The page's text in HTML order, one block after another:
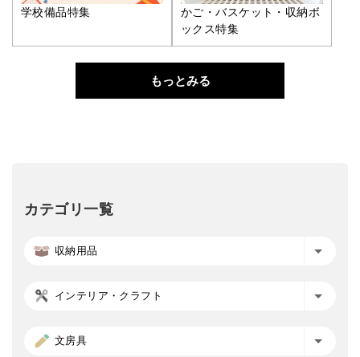
学校備品特集
かご・バスケット・収納ボ
ックス特集
もっとみる
カテゴリ一覧
収納用品
インテリア・クラフト
文房具